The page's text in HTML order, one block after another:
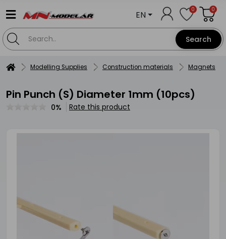
Search
EN 0 0
Modelling Supplies Construction materials Magnets
Pin Punch (S) Diameter 1mm (10pcs)
0% Rate this product